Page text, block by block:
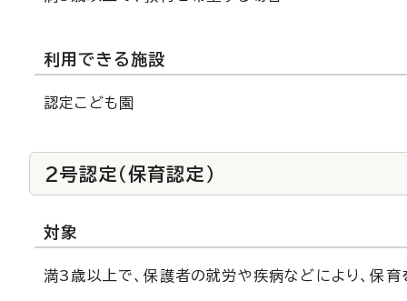
利用できる施設
認定こども園
2号認定（保育認定）
対象
満3歳以上で、保護者の就労や疾病などにより、保育